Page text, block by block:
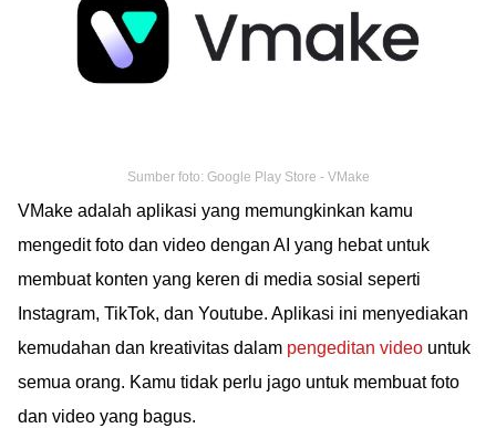
Sumber foto: Google Play Store - VMake
VMake adalah aplikasi yang memungkinkan kamu
mengedit foto dan video dengan AI yang hebat untuk
membuat konten yang keren di media sosial seperti
Instagram, TikTok, dan Youtube. Aplikasi ini menyediakan
kemudahan dan kreativitas dalam pengeditan video untuk
semua orang. Kamu tidak perlu jago untuk membuat foto
dan video yang bagus.